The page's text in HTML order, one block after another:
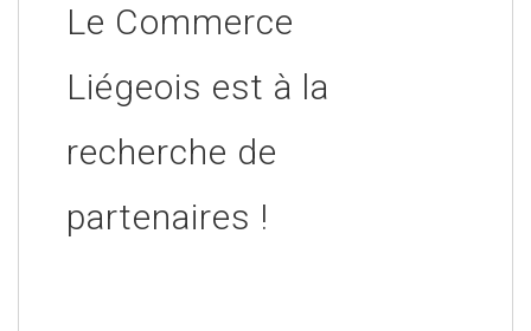
Le Commerce
Liégeois est à la
recherche de
partenaires !